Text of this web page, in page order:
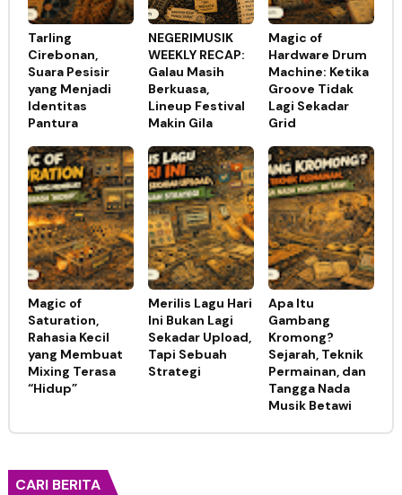
Tarling
Cirebonan,
Suara Pesisir
yang Menjadi
Identitas
Pantura
NEGERIMUSIK
WEEKLY RECAP:
Galau Masih
Berkuasa,
Lineup Festival
Makin Gila
Magic of
Hardware Drum
Machine: Ketika
Groove Tidak
Lagi Sekadar
Grid
Magic of
Saturation,
Rahasia Kecil
yang Membuat
Mixing Terasa
“Hidup”
Merilis Lagu Hari
Ini Bukan Lagi
Sekadar Upload,
Tapi Sebuah
Strategi
Apa Itu
Gambang
Kromong?
Sejarah, Teknik
Permainan, dan
Tangga Nada
Musik Betawi
CARI BERITA